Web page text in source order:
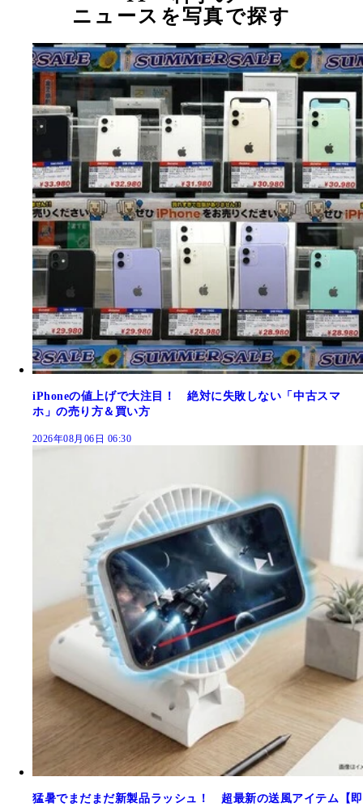
ニュースを写真で探す
iPhoneの値上げで大注目！ 絶対に失敗しない「中古スマ
ホ」の売り方＆買い方
2026年08月06日 06:30
猛暑でまだまだ新製品ラッシュ！ 超最新の送風アイテム【即